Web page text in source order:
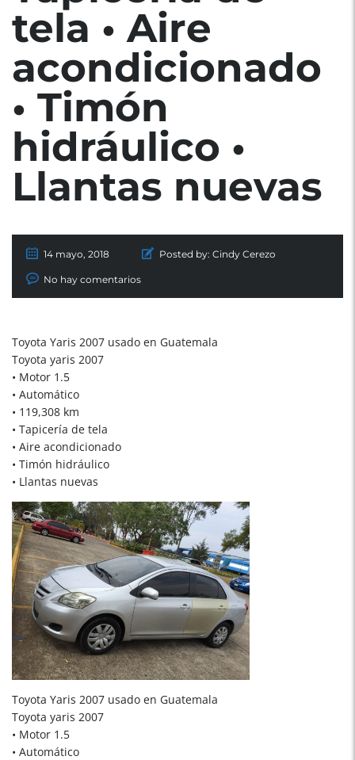
tela • Aire
acondicionado
• Timón
hidráulico •
Llantas nuevas
14 mayo, 2018 Posted by: Cindy Cerezo
No hay comentarios
Toyota Yaris 2007 usado en Guatemala
Toyota yaris 2007
• Motor 1.5
• Automático
• 119,308 km
• Tapicería de tela
• Aire acondicionado
• Timón hidráulico
• Llantas nuevas
Toyota Yaris 2007 usado en Guatemala
Toyota yaris 2007
• Motor 1.5
• Automático